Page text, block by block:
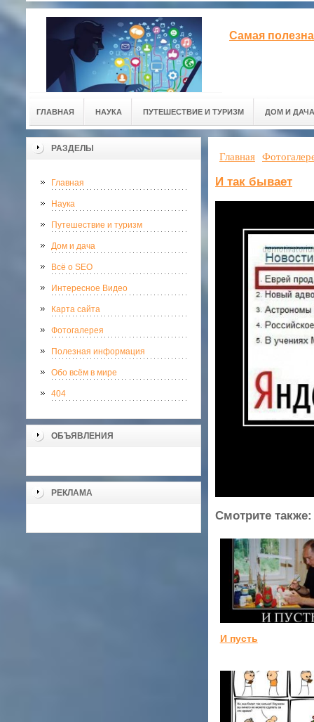
Самая
ГЛАВНАЯ НАУКА ПУТЕШЕСТВИЕ И ТУРИЗМ ДОМ И ДАЧА
РАЗДЕЛЫ
Главная
Наука
Путешествие и туризм
Дом и дача
Всё о SEO
Интересное Видео
Карта сайта
Фотогалерея
Полезная информация
Обо всём в мире
404
ОБЪЯВЛЕНИЯ
РЕКЛАМА
Главная
И так бывает
Смотрите также:
И пусть